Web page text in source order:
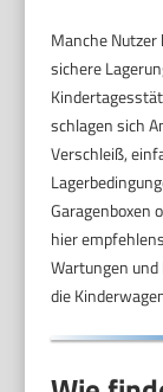
Manche Nutzer
sichere
schlagen sich
Verschleiß,
Garagenboxen
hier
Wartungen und
die